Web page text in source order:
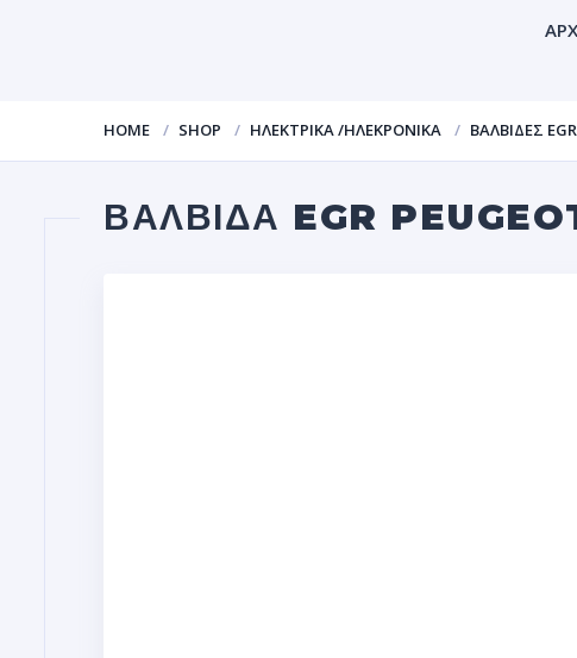
HOME SHOP ΗΛΕΚΤΡΙΚΑ /ΗΛΕΚΡΟΝΙΚΑ ΒΑΛΒΙΔΕΣ EGR
ΒΑΛΒΙΔΑ EGR